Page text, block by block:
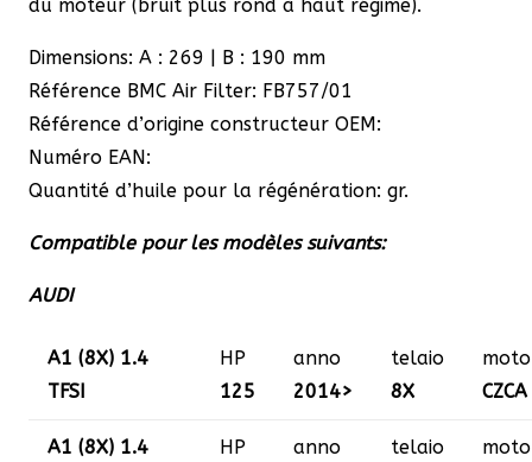
du moteur (bruit plus rond à haut régime).
Dimensions: A : 269 | B : 190 mm
Référence BMC Air Filter: FB757/01
Référence d’origine constructeur OEM:
Numéro EAN:
Quantité d’huile pour la régénération: gr.
Compatible pour les modèles suivants:
AUDI
A1 (8X) 1.4
TFSI
HP
125
anno
2014>
telaio
8X
CZCA
A1 (8X) 1.4
HP
anno
telaio